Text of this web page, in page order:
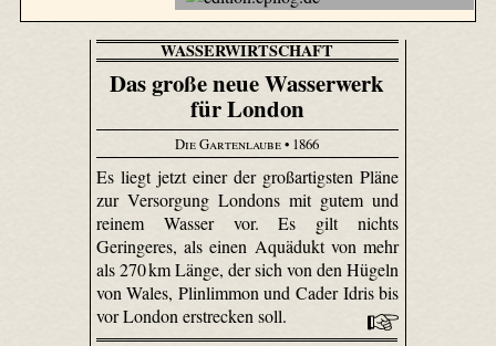
WASSERWIRTSCHAFT
Das große neue Wasserwerk
für London
Die Gartenlaube• 1866
Es liegt jetzt einer der großartigsten Pläne
zur Versorgung Londons mit gutem und
reinem Wasser vor. Es gilt nichts
Geringeres, als einen Aquädukt von mehr
als 270 km Länge, der sich von den Hügeln
von Wales, Plinlimmon und Cader Idris bis
vor London erstrecken soll.